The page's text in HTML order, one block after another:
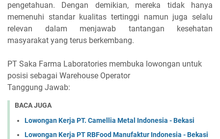
pengetahuan. Dengan demikian, mereka tidak hanya
memenuhi standar kualitas tertinggi namun juga selalu
relevan dalam menjawab tantangan kesehatan
masyarakat yang terus berkembang.
PT Saka Farma Laboratories membuka lowongan untuk
posisi sebagai Warehouse Operator
Tanggung Jawab:
BACA JUGA
Lowongan Kerja PT. Camellia Metal Indonesia - Bekasi
Lowongan Kerja PT RBFood Manufaktur Indonesia - Bekasi